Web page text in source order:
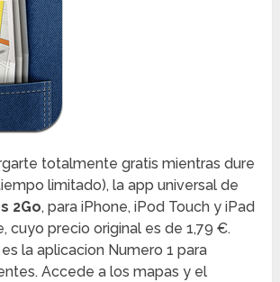
totalmente gratis mientras dure
limitado), la app universal de
2Go, para iPhone, iPod Touch y iPad
cuyo precio original es de 1,79 €.
la aplicacion Numero 1 para
Accede a los mapas y el